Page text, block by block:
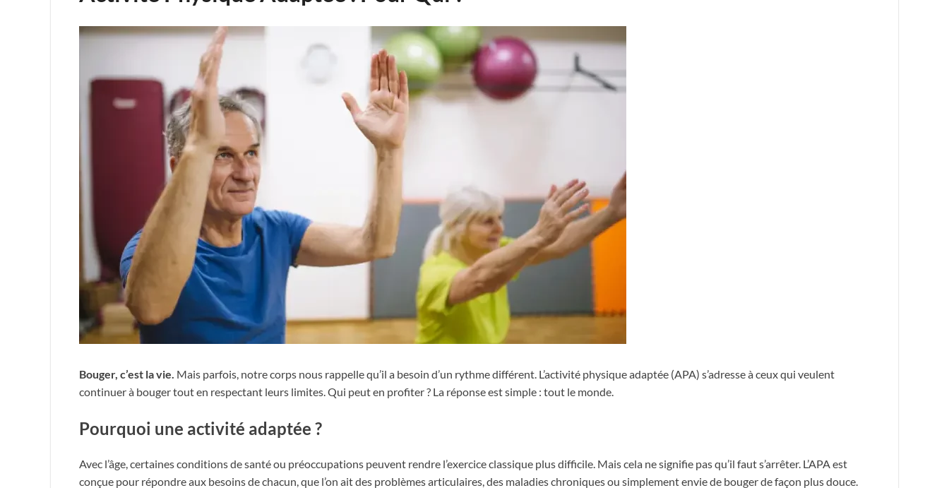
Bouger, c’est la vie. Mais parfois, notre corps nous rappelle qu’il a besoin d’un rythme différent. L’activité physique adaptée (APA) s’adresse à ceux qui veulent
continuer à bouger tout en respectant leurs limites. Qui peut en profiter ? La réponse est simple : tout le monde.
Pourquoi une activité adaptée ?
Avec l’âge, certaines conditions de santé ou préoccupations peuvent rendre l’exercice classique plus difficile. Mais cela ne signifie pas qu’il faut s’arrêter. L’APA est
conçue pour répondre aux besoins de chacun, que l’on ait des problèmes articulaires, des maladies chroniques ou simplement envie de bouger de façon plus douce.